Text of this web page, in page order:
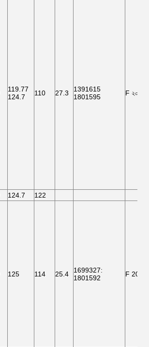
119.77
124.7
110 27.3
1391615
1801595
F
124.7 122
125 114 25.4 1699327:
1801592
F